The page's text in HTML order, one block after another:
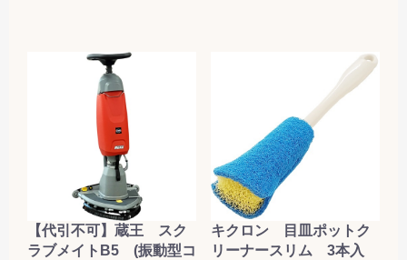
【代引不可】蔵王 スク
ラブメイトB5 (振動型コ
キクロン 目皿ポットク
リーナースリム 3本入